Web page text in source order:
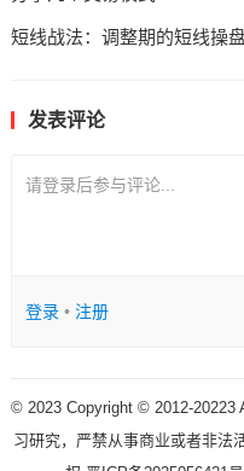
短线战法：调整期的短线操
发表评论
请登录后参与评论...
登录• 注册
© 2023 Copyright © 2012-20223
习研究，严禁从事商业或者非法